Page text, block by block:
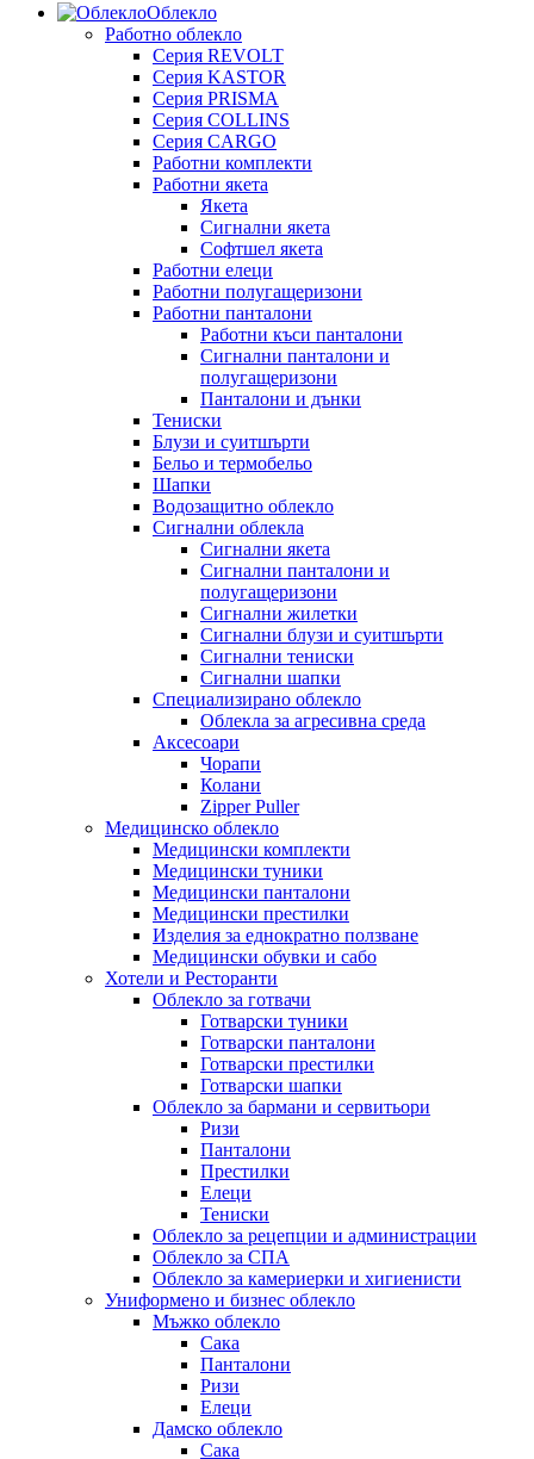
Облекло
Работно облекло
Серия REVOLT
Серия KASTOR
Серия PRISMA
Серия COLLINS
Серия CARGO
Работни комплекти
Работни якета
Якета
Сигнални якета
Софтшел якета
Работни елеци
Работни полугащеризони
Работни панталони
Работни къси панталони
Сигнални панталони и
полугащеризони
Панталони и дънки
Тениски
Блузи и суитшърти
Бельо и термобельо
Шапки
Водозащитно облекло
Сигнални облекла
Сигнални якета
Сигнални панталони и
полугащеризони
Сигнални жилетки
Сигнални блузи и суитшърти
Сигнални тениски
Сигнални шапки
Специализирано облекло
Облекла за агресивна среда
Аксесоари
Чорапи
Колани
Zipper Puller
Медицинско облекло
Медицински комплекти
Медицински туники
Медицински панталони
Медицински престилки
Изделия за еднократно ползване
Медицински обувки и сабо
Хотели и Ресторанти
Облекло за готвачи
Готварски туники
Готварски панталони
Готварски престилки
Готварски шапки
Облекло за бармани и сервитьори
Ризи
Панталони
Престилки
Елеци
Тениски
Облекло за рецепции и администрации
Облекло за СПА
Облекло за камериерки и хигиенисти
Униформено и бизнес облекло
Мъжко облекло
Сака
Панталони
Ризи
Елеци
Дамско облекло
Сака